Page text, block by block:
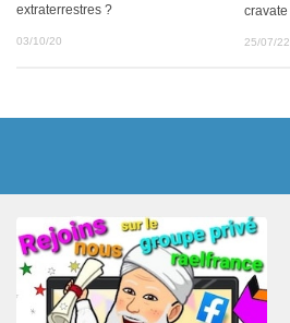
extraterrestres ?
03/10/20
cravate
25/07/22